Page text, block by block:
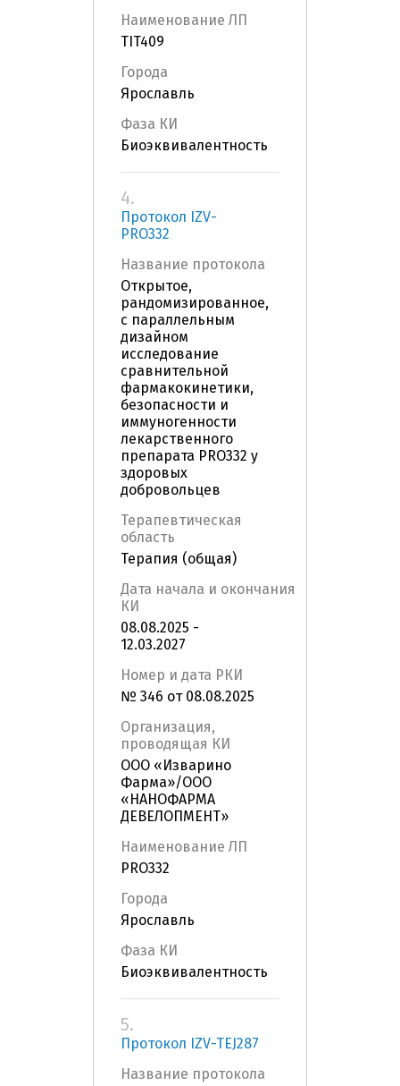
Наименование ЛП
TIT409
Города
Ярославль
Фаза КИ
Биоэквивалентность
4.
Протокол IZV-
PRO332
Название протокола
Открытое,
рандомизированное,
с параллельным
дизайном
исследование
сравнительной
фармакокинетики,
безопасности и
иммуногенности
лекарственного
препарата PRO332 у
здоровых
добровольцев
Терапевтическая
область
Терапия (общая)
Дата начала и окончания
КИ
08.08.2025 -
12.03.2027
Номер и дата РКИ
№ 346 от 08.08.2025
Организация,
проводящая КИ
ООО «Изварино
Фарма»/ООО
«НАНОФАРМА
ДЕВЕЛОПМЕНТ»
Наименование ЛП
PRO332
Города
Ярославль
Фаза КИ
Биоэквивалентность
5.
Протокол IZV-TEJ287
Название протокола